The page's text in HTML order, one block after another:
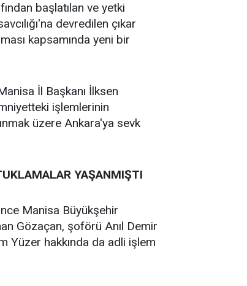
başlatılan ve yetki
devredilen çıkar
kapsamında yeni bir
İl Başkanı İlksen
işlemlerinin
üzere Ankara'ya sevk
YAŞANMIŞTI
Manisa Büyükşehir
Gözaçan, şoförü Anıl Demir
Yüzer hakkında da adli işlem